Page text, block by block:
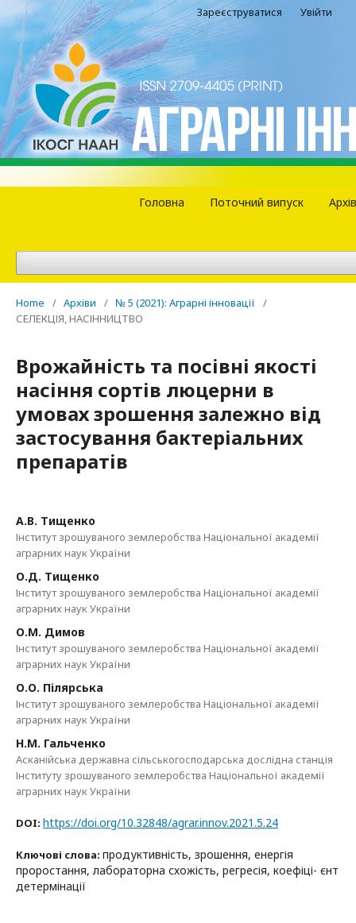
Головна Поточний випуск
Зареєструватися Увійти
Home / Архіви / № 5 (2021): Аграрні інновації
/
СЕЛЕКЦІЯ, НАСІННИЦТВО
Врожайність та посівні якості
насіння сортів люцерни в
умовах зрошення залежно від
застосування бактеріальних
препаратів
А.В. Тищенко
Інститут зрошуваного землеробства Національної академії
аграрних наук України
О.Д. Тищенко
Інститут зрошуваного землеробства Національної академії
аграрних наук України
О.М. Димов
Інститут зрошуваного землеробства Національної академії
аграрних наук України
О.О. Пілярська
Інститут зрошуваного землеробства Національної академії
аграрних наук України
Н.М. Гальченко
Асканійська державна сільськогосподарська дослідна станція
Інституту зрошуваного землеробства Національної академії
аграрних наук України
DOI: https://doi.org/10.32848/agrar.innov.2021.5.24
Ключові слова: продуктивність, зрошення, енергія
проростання, лабораторна схожість, регресія, коефіці- єнт
детермінації